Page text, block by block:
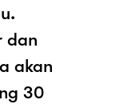
dan
akan
30